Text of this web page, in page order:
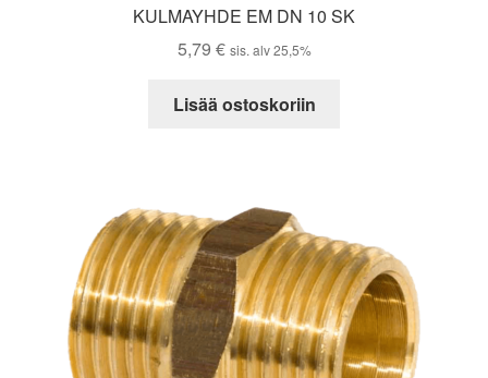
KULMAYHDE EM DN 10 SK
5,79 € sis. alv 25,5%
Lisää ostoskoriin